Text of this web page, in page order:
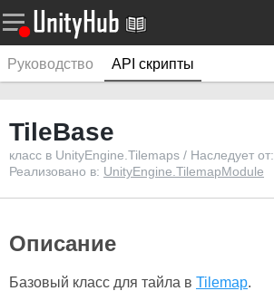
Руководство API скрипты
TileBase
класс в UnityEngine.Tilemaps / Наследует от:
Реализовано в: UnityEngine.TilemapModule
Описание
Базовый класс для тайла в Tilemap.